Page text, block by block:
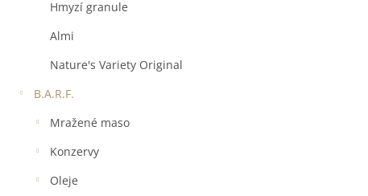
Hmyzí granule
Almi
Nature's Variety Original
B.A.R.F.
Mražené maso
Konzervy
Oleje